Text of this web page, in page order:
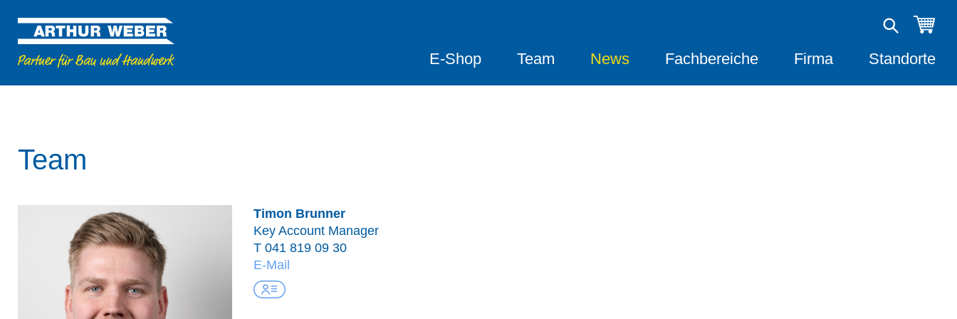
E-Shop Team News Fachbereiche Firma Standorte
Team
Timon Brunner
Key Account Manager
T 041 819 09 30
E-Mail